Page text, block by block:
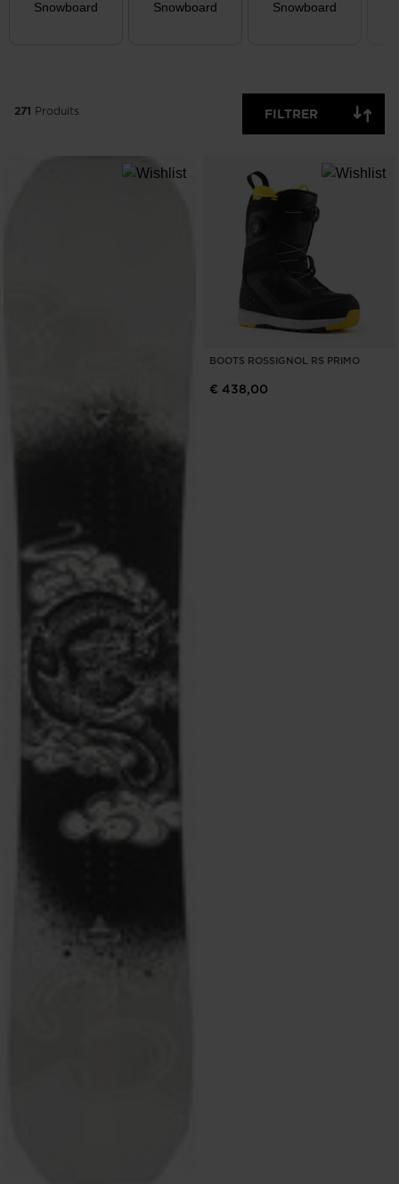
Snowboard
Snowboard
Snowboard
271 Produits FILTRER
BOOTS ROSSIGNOL RS PRIMO
€ 438,00